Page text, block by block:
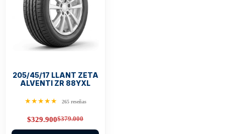
205/45/17 LLANT ZETA
ALVENTI ZR 88YXL
★★★★★ 265 reseñas
$379.000
Original
price
$329.900Current
price